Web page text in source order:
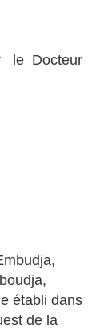
établi dans
de la